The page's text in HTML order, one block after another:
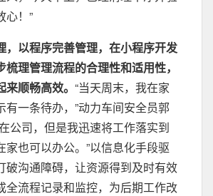
心！”
，以程序完善管理，在小程序开发
理管理流程的合理性和适用性，
顺畅高效。 “当天周末，我在家
有一条待办，”动力车间安全员郭
公司，但是我迅速将工作落实到
家也可以办公。”以信息化手段驱
破沟通障碍，让资源得到及时有效
全流程记录和监控，为后期工作改